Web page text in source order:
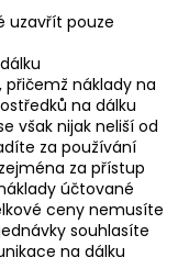
uzavřít pouze
náklady na
na dálku
však nijak neliší od
za používání
za přístup
účtované
ceny nemusíte
souhlasíte
na dálku